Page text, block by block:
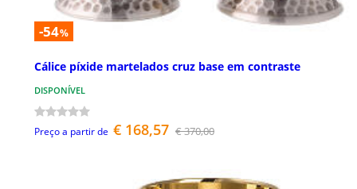
-54%
Cálice píxide martelados cruz base em contraste
DISPONÍVEL
Preço a partir de € 168,57 € 370,00